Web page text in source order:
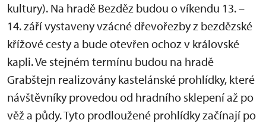
kultury). Na hradě Bezděz budou o víkendu 13. –
14. září vystaveny vzácné dřevořezby z bezdězské
křížové cesty a bude otevřen ochoz v královské
kapli. Ve stejném termínu budou na hradě
Grabštejn realizovány kastelánské prohlídky, které
návštěvníky provedou od hradního sklepení až po
věž a půdy. Tyto prodloužené prohlídky začínají po